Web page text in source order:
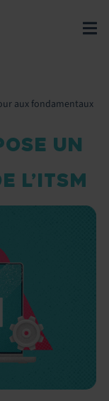
aux fondamentaux
UN
L’ITSM